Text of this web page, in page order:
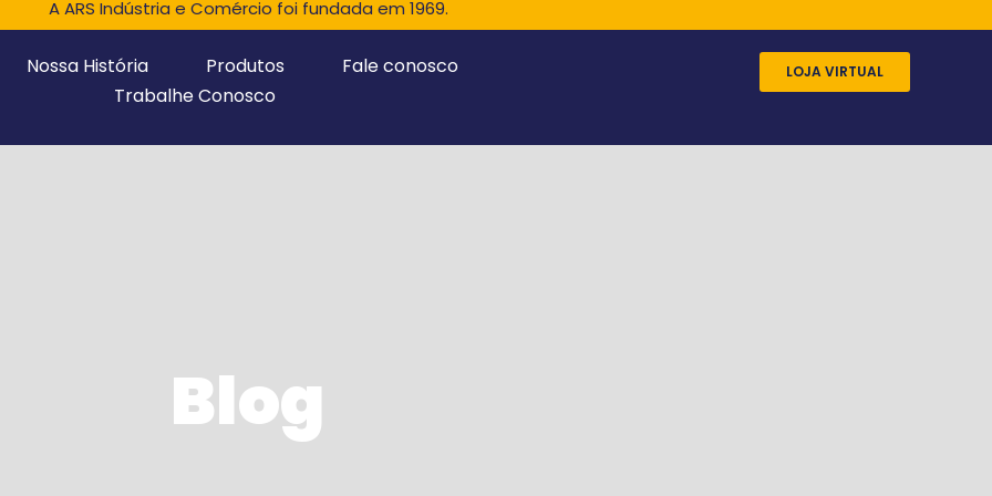
A ARS Indústria e Comércio foi fundada em 1969.
Nossa História Produtos
Fale conosco
Trabalhe Conosco
LOJA VIRTUAL
Blog